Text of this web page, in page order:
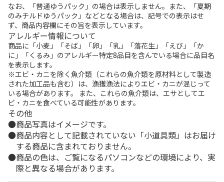
なお、「普通ゆうパック」の場合は表示しません。また、「夏期
のみチルドゆうパック」などとなる場合は、記号での表示はせ
ず、商品内容欄にその旨を表示しています。
アレルギー情報について
商品に「小麦」「そば」「卵」「乳」「落花生」「えび」「か
に」「くるみ」のアレルギー特定8品目を含んでいる場合に品目名
を表示します。
※エビ・カニを除く魚介類（これらの魚介類を原材料として製造
された加工品も含む）は、漁獲漁法によりエビ・カニが混じって
いる場合があります。 また、これらの魚介類は、エサとしてエ
ビ・カニを食べている可能性があります。
その他
商品写真はイメージです。
商品内容として記載されていない「小道具類」はお届け
する商品に含まれておりません。
商品の色は、ご覧になるパソコンなどの環境により、実
際と異なる場合があります。